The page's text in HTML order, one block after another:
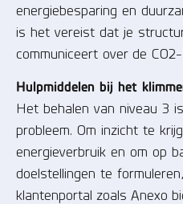
energiebesparing en
is het vereist dat je
communiceert over de
Hulpmiddelen bij het
Het behalen van niveau 3
probleem. Om inzicht te
energieverbruik en om op
doelstellingen te
klantenportal zoals Anexo